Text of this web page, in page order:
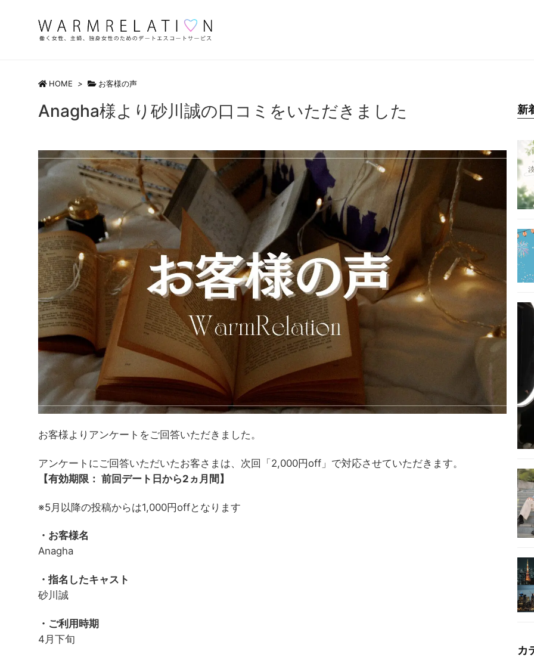
HOME > お客様の声
Anagha様より砂川誠の口コミをいただきました
お客様よりアンケートをご回答いただきました。
アンケートにご回答いただいたお客さまは、次回「2,000円off」で対応させていただきます。
【有効期限： 前回デート日から2ヵ月間】
※5月以降の投稿からは1,000円offとなります
・お客様名
Anagha
・指名したキャスト
砂川誠
・ご利用時期
4月下旬
新
カ